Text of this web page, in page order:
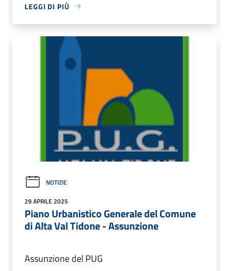
LEGGI DI PIÙ
NOTIZIE
29 APRILE 2025
Piano Urbanistico Generale del Comune
di Alta Val Tidone - Assunzione
Assunzione del PUG